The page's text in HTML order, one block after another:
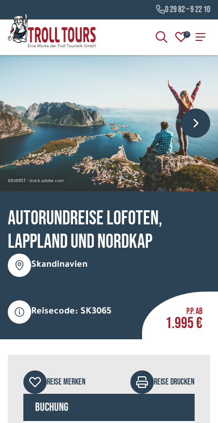
0 29 82 – 9 22 10
0
©EVERST - stock.adobe.com
Autorundreise Lofoten,
Lappland und Nordkap
Skandinavien
Reisecode: SK3065 P.P. AB
1.995 €
REISE MERKEN REISE DRUCKEN
Buchung